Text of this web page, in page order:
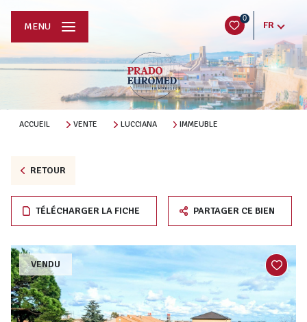
0
FR
MENU
ACCUEIL VENTE LUCCIANA IMMEUBLE
RETOUR
TÉLÉCHARGER LA FICHE PARTAGER CE BIEN
VENDU